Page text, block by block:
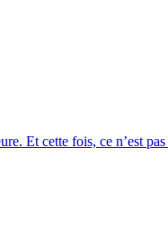
Et cette fois, ce n’est